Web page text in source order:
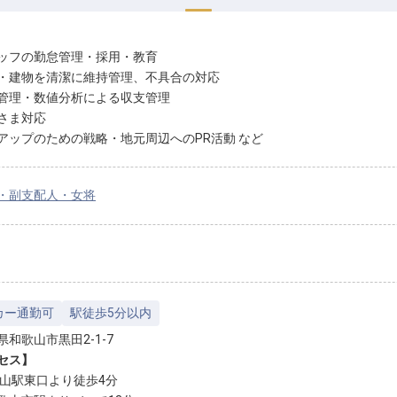
フの勤怠管理・採用・教育
建物を清潔に維持管理、不具合の対応
理・数値分析による収支管理
ま対応
ップのための戦略・地元周辺へのPR活動 など
副支配人・女将
ー通勤可
駅徒歩5分以内
和歌山市黒田2-1-7
ス】
駅東口より徒歩4分